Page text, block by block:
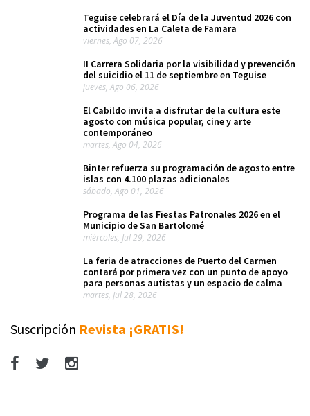
Teguise celebrará el Día de la Juventud 2026 con
actividades en La Caleta de Famara
viernes, Ago 07, 2026
II Carrera Solidaria por la visibilidad y prevención
del suicidio el 11 de septiembre en Teguise
jueves, Ago 06, 2026
El Cabildo invita a disfrutar de la cultura este
agosto con música popular, cine y arte
contemporáneo
martes, Ago 04, 2026
Binter refuerza su programación de agosto entre
islas con 4.100 plazas adicionales
sábado, Ago 01, 2026
Programa de las Fiestas Patronales 2026 en el
Municipio de San Bartolomé
miércoles, Jul 29, 2026
La feria de atracciones de Puerto del Carmen
contará por primera vez con un punto de apoyo
para personas autistas y un espacio de calma
martes, Jul 28, 2026
Suscripción Revista ¡GRATIS!